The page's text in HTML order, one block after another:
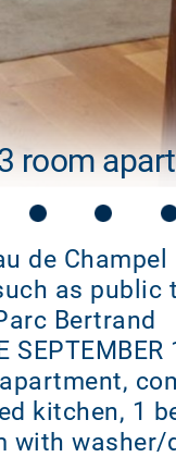
room
de Champel
as public
Bertrand
SEPTEMBER
kitchen, 1
with washer/